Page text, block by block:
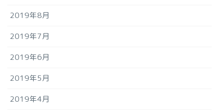
2019年8月
2019年7月
2019年6月
2019年5月
2019年4月